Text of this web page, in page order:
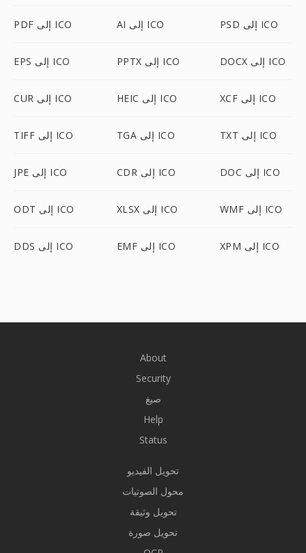
PDF إلى ICO AI إلى ICO PSD إلى ICO
EPS إلى ICO PPTX إلى ICO DOCX إلى ICO
CUR إلى ICO HEIC إلى ICO XCF إلى ICO
TIFF إلى ICO TGA إلى ICO TXT إلى ICO
JPE إلى ICO CDR إلى ICO DOC إلى ICO
ODT إلى ICO XLSX إلى ICO WMF إلى ICO
DDS إلى ICO EMF إلى ICO XPM إلى ICO
About
Security
صيغ
Help
Status
تحويل الفيديو
محول الصوتيات
تحويل وثيقة
تحويل صورة